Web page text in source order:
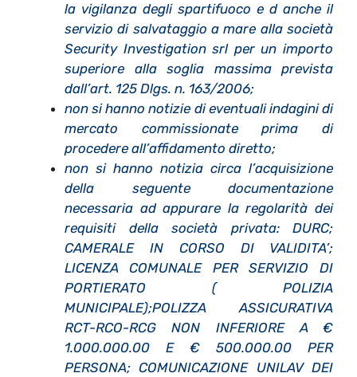
la vigilanza degli spartifuoco e d anche il
servizio di salvataggio a mare alla società
Security Investigation srl per un importo
superiore alla soglia massima prevista
dall’art. 125 Dlgs. n. 163/2006;
non si hanno notizie di eventuali indagini di
mercato commissionate prima di
procedere all’affidamento diretto;
non si hanno notizia circa l’acquisizione
della seguente documentazione
necessaria ad appurare la regolarità dei
requisiti della società privata: DURC;
CAMERALE IN CORSO DI VALIDITA’;
LICENZA COMUNALE PER SERVIZIO DI
PORTIERATO ( POLIZIA
MUNICIPALE);POLIZZA ASSICURATIVA
RCT-RCO-RCG NON INFERIORE A €
1.000.000.00 E € 500.000.00 PER
PERSONA; COMUNICAZIONE UNILAV DEI